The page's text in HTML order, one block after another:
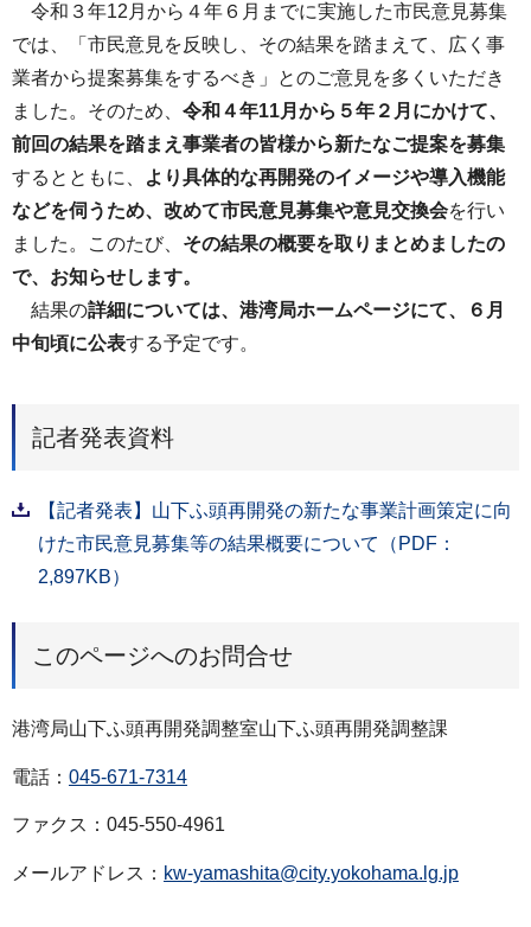
令和３年12月から４年６月までに実施した市民意見募集
では、「市民意見を反映し、その結果を踏まえて、広く事
業者から提案募集をするべき」とのご意見を多くいただき
ました。そのため、 令和４年11月から５年２月にかけて、
前回の結果を踏まえ事業者の皆様から新たなご提案を募集
するとともに、
より具体的な再開発のイメージや導入機能
などを伺うため、改めて市民意見募集や意見交換会を行い
ました。このたび、 その結果の概要を取りまとめましたの
で、お知らせします。
結果の詳細については、港湾局ホームページにて、６月
中旬頃に公表する予定です。
記者発表資料
【記者発表】山下ふ頭再開発の新たな事業計画策定に向
けた市民意見募集等の結果概要について（PDF：
2,897KB）
このページへのお問合せ
港湾局山下ふ頭再開発調整室山下ふ頭再開発調整課
電話： 045-671-7314
ファクス：045-550-4961
メールアドレス： kw-yamashita@city.yokohama.lg.jp